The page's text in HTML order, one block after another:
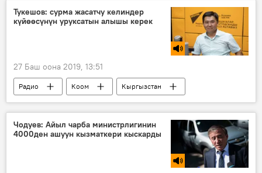
Тукешов: сурма жасатчу келиндер
күйөөсүнүн уруксатын алышы керек
27 Баш оона 2019, 13:51
Радио Коом
Кыргызстан
Султан Тукешов
уруксат
ден соолук
Чодуев: Айыл чарба министрлигинин
4000ден ашуун кызматкери кыскарды